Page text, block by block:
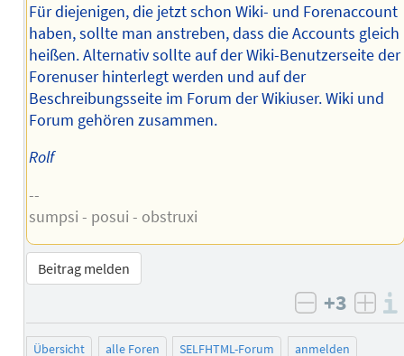
Für diejenigen, die jetzt schon Wiki- und Forenaccount
haben, sollte man anstreben, dass die Accounts gleich
heißen. Alternativ sollte auf der Wiki-Benutzerseite der
Forenuser hinterlegt werden und auf der
Beschreibungsseite im Forum der Wikiuser. Wiki und
Forum gehören zusammen.
Rolf
--
sumpsi - posui - obstruxi
Beitrag melden
negativ
+3
Übersicht alle Foren SELFHTML-Forum anmelden